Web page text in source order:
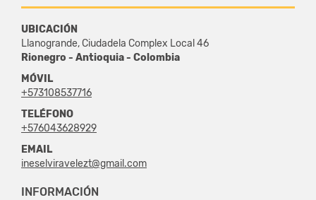
UBICACIÓN
Llanogrande, Ciudadela Complex Local 46
Rionegro - Antioquia - Colombia
MÓVIL
+573108537716
TELÉFONO
+576043628929
EMAIL
ineselviravelezt@gmail.com
INFORMACIÓN